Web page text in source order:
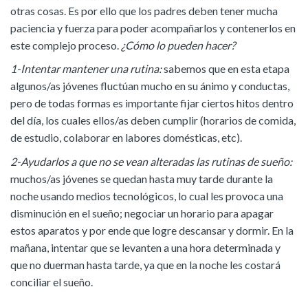
otras cosas. Es por ello que los padres deben tener mucha
paciencia y fuerza para poder acompañarlos y contenerlos en
este complejo proceso. ¿Cómo lo pueden hacer?
1-Intentar mantener una rutina:sabemos que en esta etapa
algunos/as jóvenes fluctúan mucho en su ánimo y conductas,
pero de todas formas es importante fijar ciertos hitos dentro
del día, los cuales ellos/as deben cumplir (horarios de comida,
de estudio, colaborar en labores domésticas, etc).
2-Ayudarlos a que no se vean alteradas las rutinas de sueño:
muchos/as jóvenes se quedan hasta muy tarde durante la
noche usando medios tecnológicos, lo cual les provoca una
disminución en el sueño; negociar un horario para apagar
estos aparatos y por ende que logre descansar y dormir. En la
mañana, intentar que se levanten a una hora determinada y
que no duerman hasta tarde, ya que en la noche les costará
conciliar el sueño.